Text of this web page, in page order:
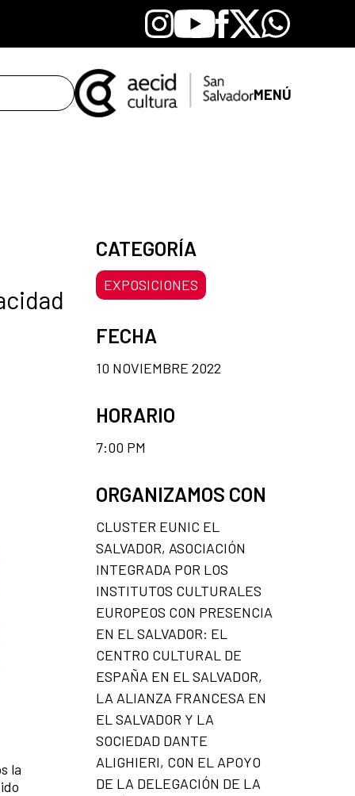
Instagram
YoutubeFacebook
X Whatsapp
MENÚ
la
CATEGORÍA
EXPOSICIONES
FECHA
10 NOVIEMBRE 2022
HORARIO
7:00 PM
ORGANIZAMOS CON
CLUSTER EUNIC EL
SALVADOR, ASOCIACIÓN
INTEGRADA POR LOS
INSTITUTOS CULTURALES
EUROPEOS CON PRESENCIA
EN EL SALVADOR: EL
CENTRO CULTURAL DE
ESPAÑA EN EL SALVADOR,
LA ALIANZA FRANCESA EN
EL SALVADOR Y LA
SOCIEDAD DANTE
ALIGHIERI, CON EL APOYO
DE LA DELEGACIÓN DE LA